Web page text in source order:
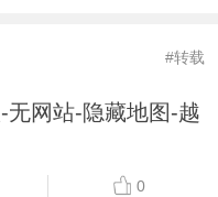
#转载
网站-隐藏地图-越
0